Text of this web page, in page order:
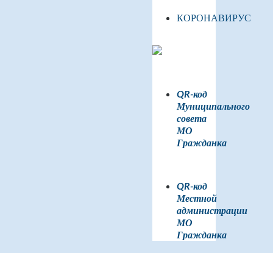
КОРОНАВИРУС
QR-код
Муниципального
совета
МО
Гражданка
QR-код
Местной
администрации
МО
Гражданка